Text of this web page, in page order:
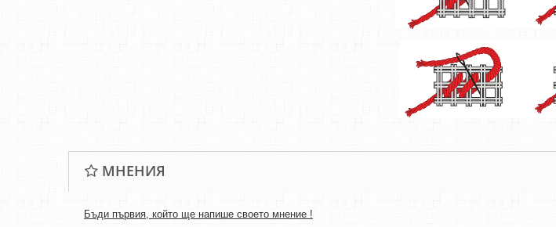
МНЕНИЯ
Бъди първия, който ще напише своето мнение !